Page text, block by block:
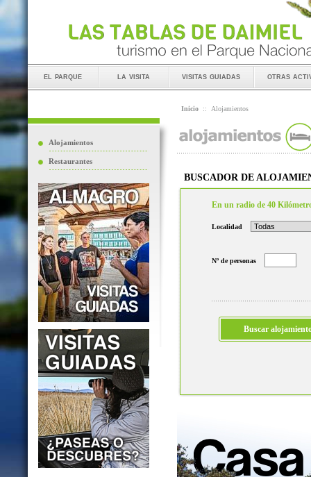
el parque la visita visitas guiadas otras
Alojamientos
Restaurantes
Inicio :: Alojamientos
BUSCADOR DE
En un radio de 40
Localidad
Nº de personas